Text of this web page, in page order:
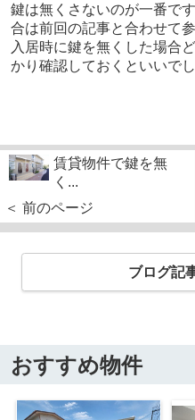
鍵は無くさないのが一番で
合は前回の記事と合わせて
入居時に鍵を無くした場合
かり確認しておくといいでし
賃貸物件で鍵を無
く...
＜ 前のページ
ブログ記
おすすめ物件